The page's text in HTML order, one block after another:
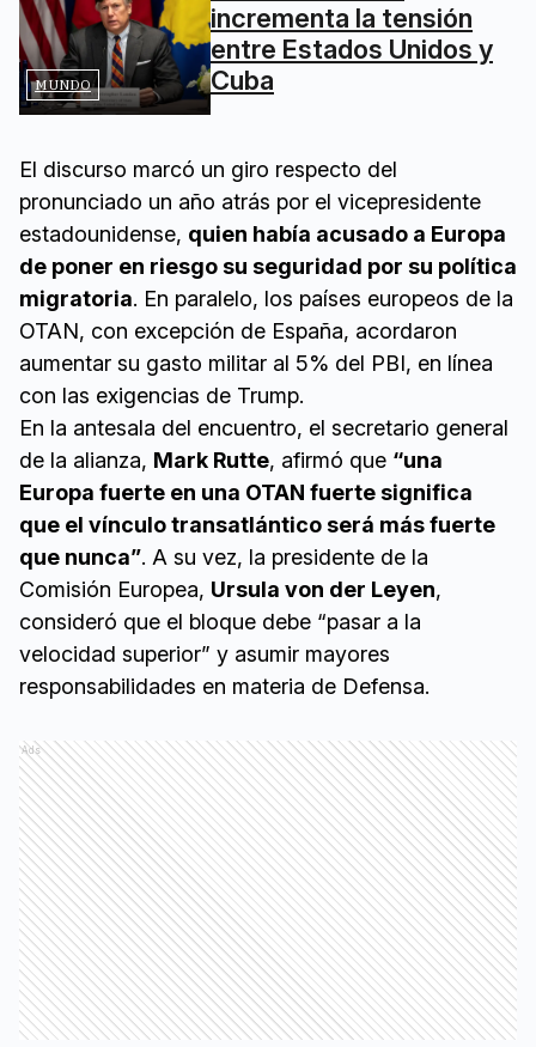
MUNDO
incrementa la tensión
entre Estados Unidos y
Cuba
El discurso marcó un giro respecto del
pronunciado un año atrás por el vicepresidente
estadounidense, quien había acusado a Europa
de poner en riesgo su seguridad por su política
migratoria. En paralelo, los países europeos de la
OTAN, con excepción de España, acordaron
aumentar su gasto militar al 5% del PBI, en línea
con las exigencias de Trump.
En la antesala del encuentro, el secretario general
de la alianza, Mark Rutte, afirmó que “una
Europa fuerte en una OTAN fuerte significa
que el vínculo transatlántico será más fuerte
que nunca”. A su vez, la presidente de la
Comisión Europea, Ursula von der Leyen,
consideró que el bloque debe “pasar a la
velocidad superior” y asumir mayores
responsabilidades en materia de Defensa.
Ads